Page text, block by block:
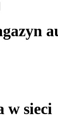
w sieci